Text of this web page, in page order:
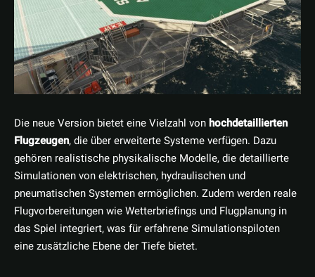
Die neue Version bietet eine Vielzahl vonhochdetaillierten
Flugzeugen, die über erweiterte Systeme verfügen. Dazu
gehören realistische physikalische Modelle, die detaillierte
Simulationen von elektrischen, hydraulischen und
pneumatischen Systemen ermöglichen. Zudem werden reale
Flugvorbereitungen wie Wetterbriefings und Flugplanung in
das Spiel integriert, was für erfahrene Simulationspiloten
eine zusätzliche Ebene der Tiefe bietet.